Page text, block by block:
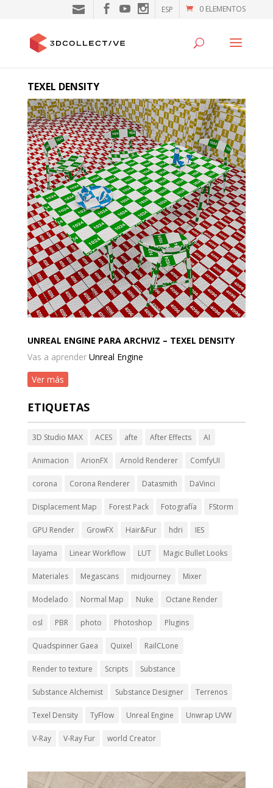
0 ELEMENTOS
ESP
TEXEL DENSITY
UNREAL ENGINE PARA ARCHVIZ – TEXEL DENSITY
Vas a aprender Unreal Engine
Ver más
ETIQUETAS
3D Studio MAX ACES afte After Effects AI
Animacion ArionFX Arnold Renderer ComfyUI
corona Corona Renderer Datasmith DaVinci
Displacement Map Forest Pack Fotografía FStorm
GPU Render GrowFX Hair&Fur hdri IES
layama Linear Workflow LUT Magic Bullet Looks
Materiales Megascans midjourney Mixer
Modelado Normal Map Nuke Octane Render
osl PBR photo Photoshop Plugins
Quadspinner Gaea Quixel RailCLone
Render to texture Scripts Substance
Substance Alchemist Substance Designer Terrenos
Texel Density TyFlow Unreal Engine Unwrap UVW
V-Ray V-Ray Fur world Creator